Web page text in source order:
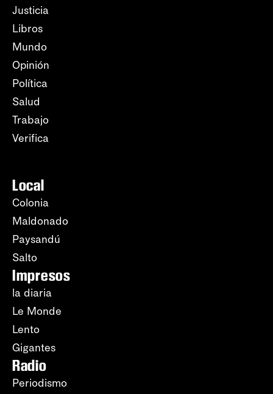
Justicia
Libros
Mundo
Opinión
Política
Salud
Trabajo
Verifica
Local
Colonia
Maldonado
Paysandú
Salto
Impresos
la diaria
Le Monde
Lento
Gigantes
Radio
Periodismo